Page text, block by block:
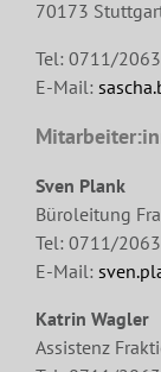
70173
Tel: 0711/
E-Mail:
Sven Plank
Büroleitung
Tel: 0711/
E-Mail:
Katrin Wagler
Assistenz